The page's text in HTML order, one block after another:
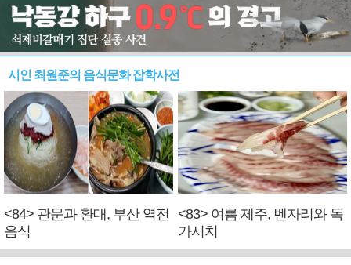
시인 최원준의 음식문화 잡학사전
<84> 관문과 환대, 부산 역전
음식
<83> 여름 제주, 벤자리와 독
가시치